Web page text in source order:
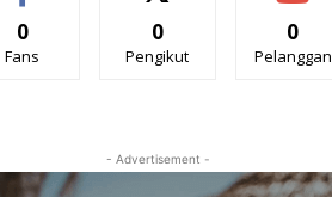
0
Fans
0
Pengikut
0
Pelanggan
- Advertisement -